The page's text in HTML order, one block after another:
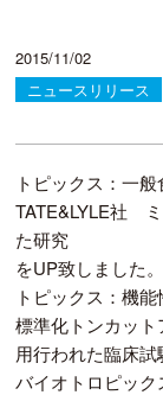
2015/11/02
ニュースリリース
トピックス：一
TATE&LYLE社
た研究
をUP致しました。
トピックス：機
標準化トンカッ
用行われた臨床
バイオトロピッ